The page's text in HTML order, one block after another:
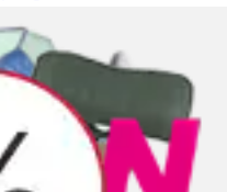
CHF